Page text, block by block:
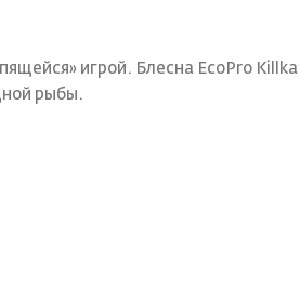
игрой. Блесна EcoPro Killka
рыбы.